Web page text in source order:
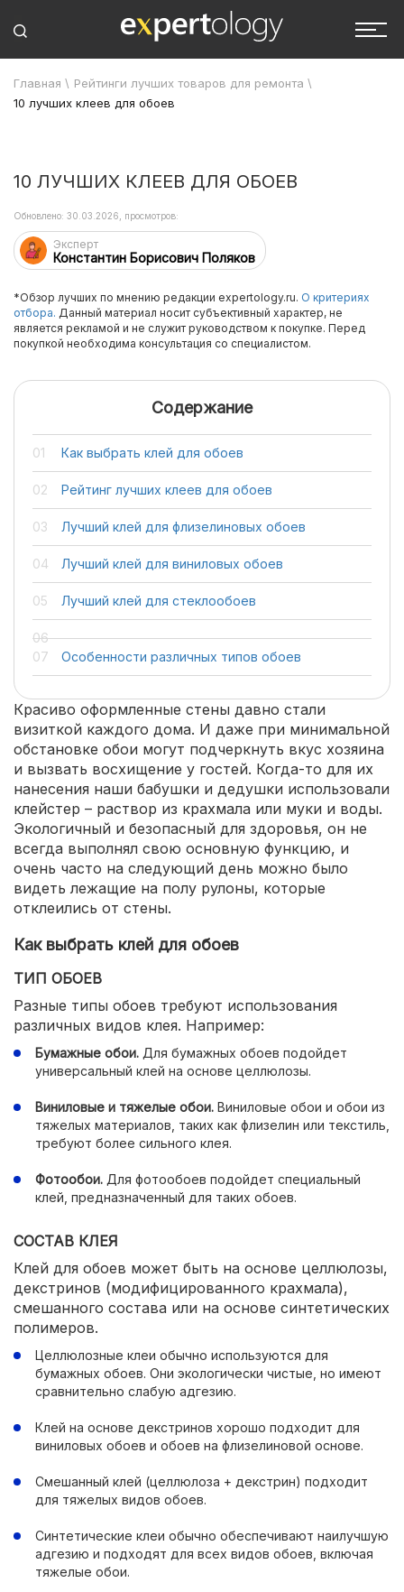
Главная \ Рейтинги лучших товаров для ремонта \
10 лучших клеев для обоев
10 ЛУЧШИХ КЛЕЕВ ДЛЯ ОБОЕВ
Эксперт
Константин Борисович Поляков
Обновлено: 30.03.2026, просмотров:
*Обзор лучших по мнению редакции expertology.ru. О критериях
отбора. Данный материал носит субъективный характер, не
является рекламой и не служит руководством к покупке. Перед
покупкой необходима консультация со специалистом.
Содержание
Как выбрать клей для обоев
Рейтинг лучших клеев для обоев
Лучший клей для флизелиновых обоев
Лучший клей для виниловых обоев
Лучший клей для стеклообоев
Особенности различных типов обоев
Красиво оформленные стены давно стали
визиткой каждого дома. И даже при минимальной
обстановке обои могут подчеркнуть вкус хозяина
и вызвать восхищение у гостей. Когда-то для их
нанесения наши бабушки и дедушки использовали
клейстер – раствор из крахмала или муки и воды.
Экологичный и безопасный для здоровья, он не
всегда выполнял свою основную функцию, и
очень часто на следующий день можно было
видеть лежащие на полу рулоны, которые
отклеились от стены.
Как выбрать клей для обоев
ТИП ОБОЕВ
Разные типы обоев требуют использования
различных видов клея. Например:
Бумажные обои. Для бумажных обоев подойдет
универсальный клей на основе целлюлозы.
Виниловые и тяжелые обои. Виниловые обои и обои из
тяжелых материалов, таких как флизелин или текстиль,
требуют более сильного клея.
Фотообои. Для фотообоев подойдет специальный
клей, предназначенный для таких обоев.
СОСТАВ КЛЕЯ
Клей для обоев может быть на основе целлюлозы,
декстринов (модифицированного крахмала),
смешанного состава или на основе синтетических
полимеров.
Целлюлозные клеи обычно используются для
бумажных обоев. Они экологически чистые, но имеют
сравнительно слабую адгезию.
Клей на основе декстринов хорошо подходит для
виниловых обоев и обоев на флизелиновой основе.
Смешанный клей (целлюлоза + декстрин) подходит
для тяжелых видов обоев.
Синтетические клеи обычно обеспечивают наилучшую
адгезию и подходят для всех видов обоев, включая
тяжелые обои.